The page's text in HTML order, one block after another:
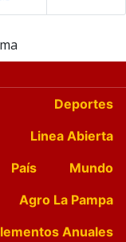
Deportes
Linea Abierta
País
Mundo
Agro La Pampa
Anuales